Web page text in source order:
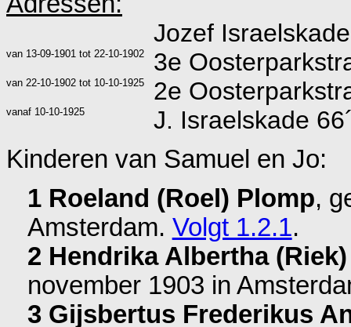
Jozef
van 13-09-1901 tot 22-10-1902 3e
van 22-10-1902 tot 10-10-1925 2e
vanaf 10-10-1925
J. Israelskade
Kinderen van Samuel en Jo:
1 Roeland (Roel) Plomp,
Amsterdam. Volgt 1.2.1.
2 Hendrika Albertha
november 1903 in
3 Gijsbertus Frederikus